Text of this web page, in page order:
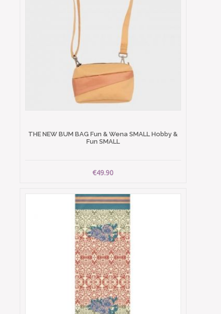
THE NEW BUM BAG Fun & Wena SMALL Hobby &
Fun SMALL
€49.90